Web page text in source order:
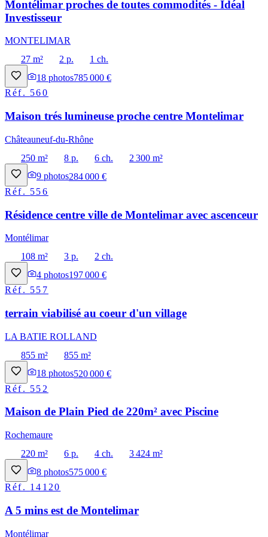
Montélimar proches de toutes commodités - Idéal
Investisseur
MONTELIMAR
27 m²
2 p.
1 ch.
18 photos785 000 €
Réf. 560
Maison trés lumineuse proche centre Montelimar
Châteauneuf-du-Rhône
250 m²
8 p. 6 ch.
2 300 m²
9 photos284 000 €
Réf. 556
Résidence centre ville de Montelimar avec ascenceur
Montélimar
108 m²
3 p.
2 ch.
4 photos197 000 €
Réf. 557
terrain viabilisé au coeur d'un village
LA BATIE ROLLAND
855 m²
855 m²
18 photos520 000 €
Réf. 552
Maison de Plain Pied de 220m² avec Piscine
Rochemaure
220 m²
6 p. 4 ch.
3 424 m²
8 photos575 000 €
Réf. 14120
A 5 mins est de Montelimar
Montélimar